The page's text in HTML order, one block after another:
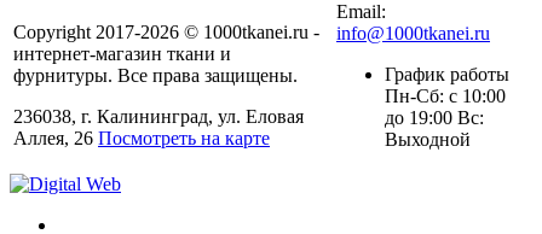
Copyright 2017-2026 © 1000tkanei.ru -
интернет-магазин ткани и
фурнитуры. Все права защищены.
236038, г. Калининград, ул. Еловая
Аллея, 26 Посмотреть на карте
Email:
info@1000tkanei.ru
График работы
Пн-Сб: с 10:00
до 19:00 Вс:
Выходной